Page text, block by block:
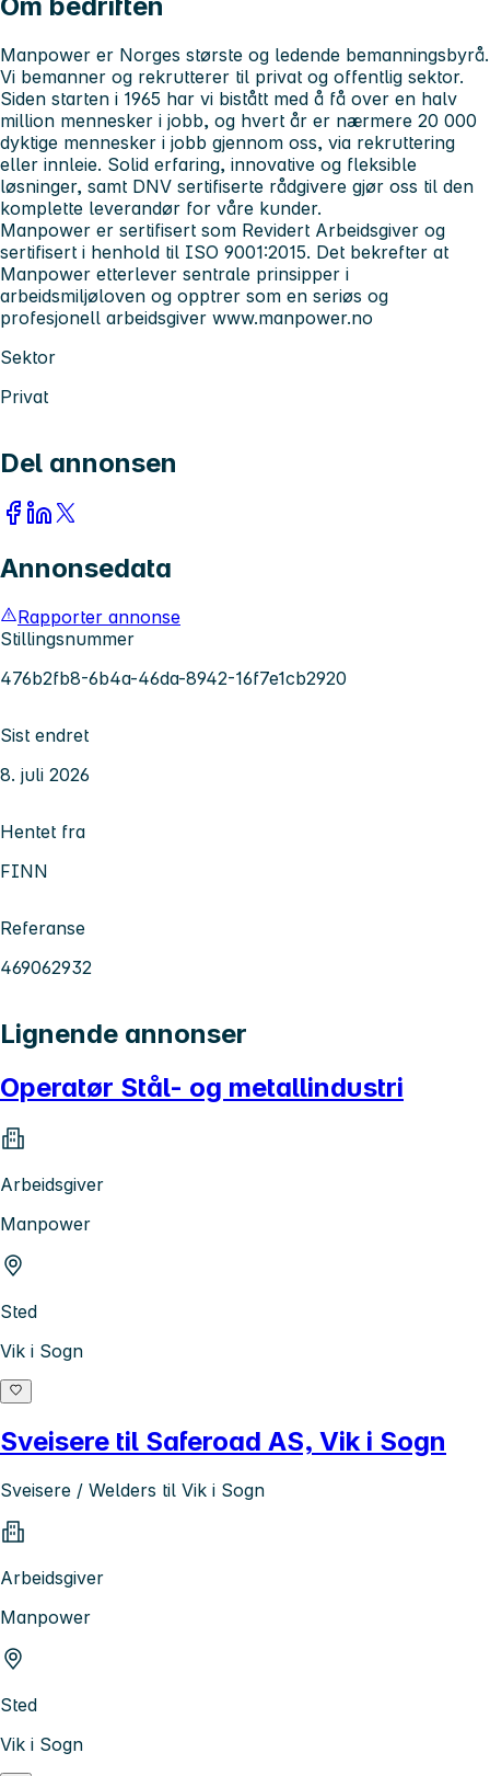
Manpower er Norges største og ledende bemanningsbyrå.
Vi bemanner og rekrutterer til privat og offentlig sektor.
Siden starten i 1965 har vi bistått med å få over en halv
million mennesker i jobb, og hvert år er nærmere 20 000
dyktige mennesker i jobb gjennom oss, via rekruttering
eller innleie. Solid erfaring, innovative og fleksible
løsninger, samt DNV sertifiserte rådgivere gjør oss til den
komplette leverandør for våre kunder.
Manpower er sertifisert som Revidert Arbeidsgiver og
sertifisert i henhold til ISO 9001:2015. Det bekrefter at
Manpower etterlever sentrale prinsipper i
arbeidsmiljøloven og opptrer som en seriøs og
profesjonell arbeidsgiver www.manpower.no
Sektor
Privat
Del annonsen
Annonsedata
Rapporter annonse
Stillingsnummer
476b2fb8-6b4a-46da-8942-16f7e1cb2920
Sist endret
8. juli 2026
Hentet fra
FINN
Referanse
469062932
Lignende annonser
Operatør Stål- og metallindustri
Arbeidsgiver
Manpower
Sted
Vik i Sogn
Sveisere til Saferoad AS, Vik i Sogn
Sveisere / Welders til Vik i Sogn
Arbeidsgiver
Manpower
Sted
Vik i Sogn